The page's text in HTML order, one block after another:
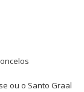
ou o Santo Graal